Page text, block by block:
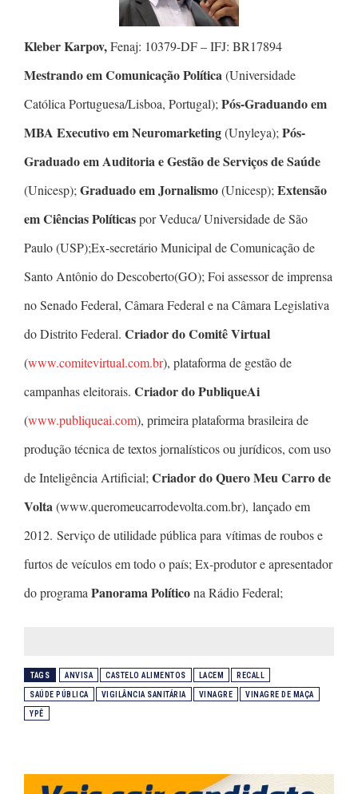
Kleber Karpov,Fenaj: 10379-DF – IFJ: BR17894
Mestrando em Comunicação Política(Universidade
Católica Portuguesa/Lisboa, Portugal); Pós-Graduando em
MBA Executivo em Neuromarketing(Unyleya); Pós-
Graduado em Auditoria e Gestão de Serviços de Saúde
(Unicesp); Graduado em Jornalismo(Unicesp); Extensão
em Ciências Políticaspor Veduca/ Universidade de São
Paulo (USP);Ex-secretário Municipal de Comunicação de
Santo Antônio do Descoberto(GO); Foi assessor de imprensa
no Senado Federal, Câmara Federal e na Câmara Legislativa
do Distrito Federal. Criador do Comitê Virtual
(www.comitevirtual.com.br), plataforma de gestão de
campanhas eleitorais. Criador do PubliqueAi
(www.publiqueai.com), primeira plataforma brasileira de
produção técnica de textos jornalísticos ou jurídicos, com uso
de Inteligência Artificial; Criador do Quero Meu Carro de
Volta(www.queromeucarrodevolta.com.br), lançado em
2012. Serviço de utilidade pública para vítimas de roubos e
furtos de veículos em todo o país; Ex-produtor e apresentador
do programa Panorama Políticona Rádio Federal;
TAGS ANVISA CASTELO ALIMENTOS LACEM RECALL
SAÚDE PÚBLICA VIGILÂNCIA SANITÁRIA VINAGRE VINAGRE DE MAÇA
YPÊ